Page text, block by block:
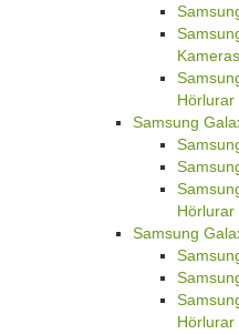
Hörlurar
Samsung
Hörlurar
Samsung
Hörlurar